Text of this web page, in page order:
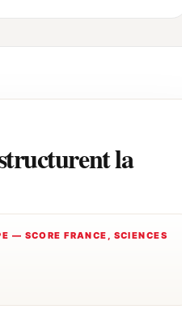
la
— SCORE FRANCE, SCIENCES